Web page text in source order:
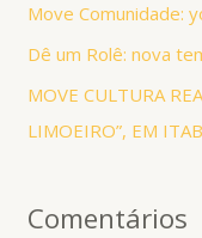
r
p
o
r
Move Comunidade:
Dê um Rolê: nova
MOVE CULTURA
LIMOEIRO”, EM
Comentários